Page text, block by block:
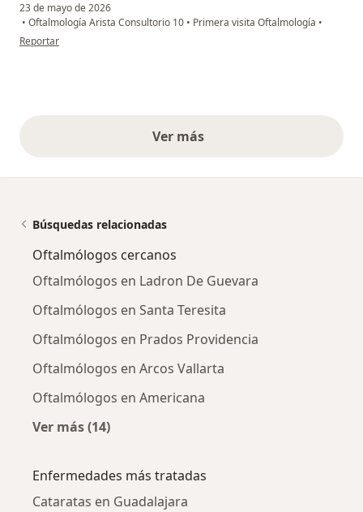
23 de mayo de 2026
• Oftalmología Arista Consultorio 10 • Primera visita Oftalmología •
en opinión del usuario Mayra
Reportar
Ver másopiniones anteriores
Búsquedas relacionadas
Oftalmólogos cercanos
Oftalmólogos en Ladron De Guevara
Oftalmólogos en Santa Teresita
Oftalmólogos en Prados Providencia
Oftalmólogos en Arcos Vallarta
Oftalmólogos en Americana
Ver más (14)
Enfermedades más tratadas
Cataratas en Guadalajara